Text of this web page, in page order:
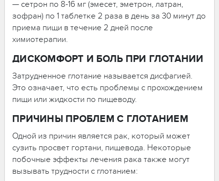
— сетрон по 8-16 мг (эмесет, эметрон, латран,
зофран) по 1 таблетке 2 раза в день за 30 минут до
приема пищи в течение 2 дней после
химиотерапии.
ДИСКОМФОРТ И БОЛЬ ПРИ ГЛОТАНИИ
Затрудненное глотание называется дисфагией.
Это означает, что есть проблемы с прохождением
пищи или жидкости по пищеводу.
ПРИЧИНЫ ПРОБЛЕМ С ГЛОТАНИЕМ
Одной из причин является рак, который может
сузить просвет гортани, пищевода. Некоторые
побочные эффекты лечения рака также могут
вызывать трудности с глотанием: